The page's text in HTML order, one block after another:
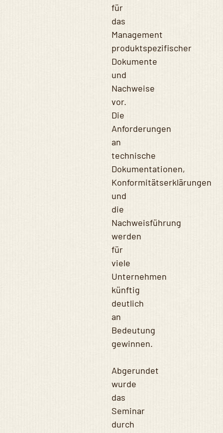
für
das
Management
produktspezifischer
Dokumente
und
Nachweise
vor.
Die
Anforderungen
an
technische
Dokumentationen,
Konformitätserklärungen
und
die
Nachweisführung
werden
für
viele
Unternehmen
künftig
deutlich
an
Bedeutung
gewinnen.
Abgerundet
wurde
das
Seminar
durch